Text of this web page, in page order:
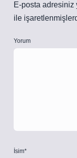
E-posta adresiniz
ile
Yorum
İsim*